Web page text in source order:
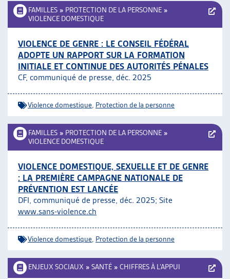
FAMILLES » PROTECTION DE LA PERSONNE »
VIOLENCE DOMESTIQUE
VIOLENCE DE GENRE : LE CONSEIL FÉDÉRAL
ADOPTE UN RAPPORT SUR LA FORMATION
INITIALE ET CONTINUE DES AUTORITÉS PÉNALES
CF, communiqué de presse, déc. 2025
Violence domestique Protection de la personne
FAMILLES » PROTECTION DE LA PERSONNE »
VIOLENCE DOMESTIQUE
VIOLENCE DOMESTIQUE, SEXUELLE ET DE GENRE
: LA PREMIÈRE CAMPAGNE NATIONALE DE
PRÉVENTION EST LANCÉE
DFI, communiqué de presse, déc. 2025; Site
www.sans-violence.ch
Violence domestique Protection de la personne
ENJEUX SOCIAUX » SANTÉ » CHIFFRES À L’APPUI